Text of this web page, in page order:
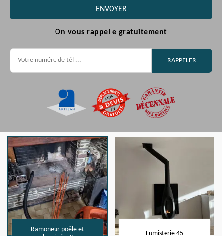
On vous rappelle gratuitement
Ramoneur poêle et
Fumisterie 45